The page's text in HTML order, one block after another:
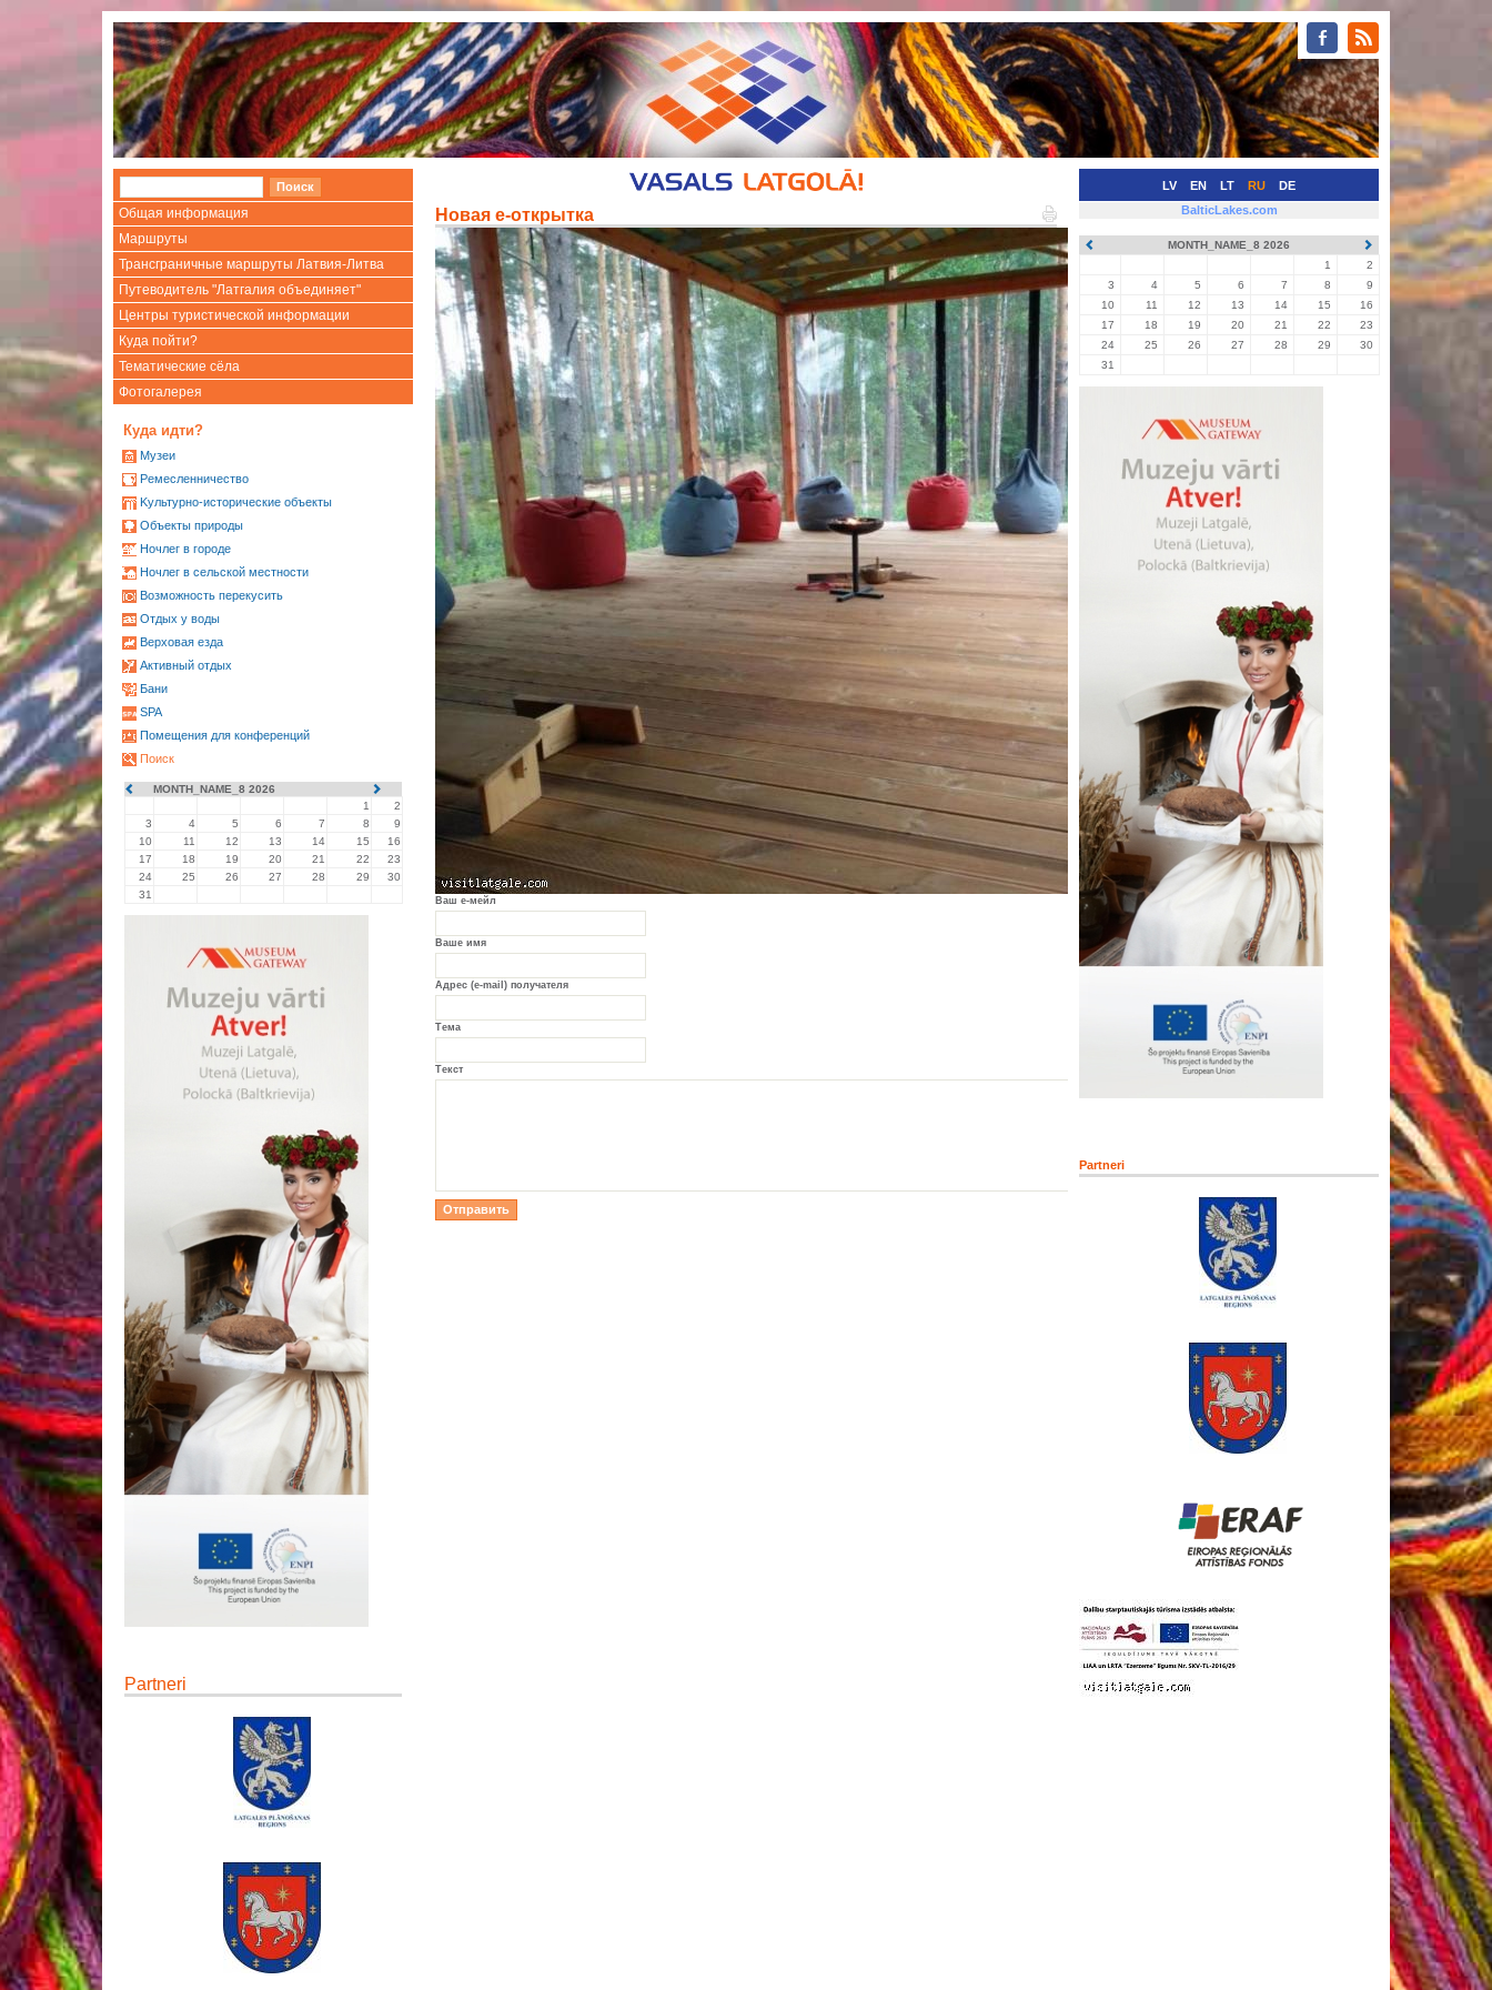
LV EN LT RU DE
Общая информация
Маршруты
Трансграничные маршруты Латвия-Литва
Путеводитель "Латгалия объединяет"
Центры туристической информации
Куда пойти?
Тематические сёла
Фотогалерея
Куда идти?
Mузеи
Ремесленничество
Kультурно-историческиe объекты
Oбъекты природы
Ночлег в городе
Ночлег в сельской местности
Возможность перекусить
Oтдых у воды
Верховая езда
Активный отдых
Бани
SPA
Помещения для конференций
Поиск
MONTH_NAME_8 2026
1
2
3
4 5 6 7 8
9
10
11 12 13 14 15
16
17
18 19 20 21 22
23
24
25 26 27 28 29
30
31
Partneri
Новая е-открытка
Ваш е-мейл
Ваше имя
Адрес (e-mail) получателя
Тема
Текст
BalticLakes.com
MONTH_NAME_8 2026
1
2
3
4 5 6 7 8
9
10
11 12 13 14 15
16
17
18 19 20 21 22
23
24
25 26 27 28 29
30
31
Partneri